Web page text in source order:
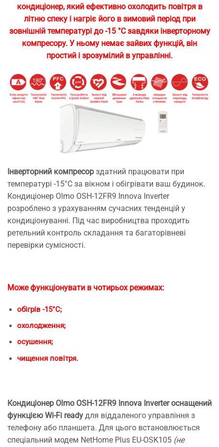
кондиціонер, який ефективно охолодить повітря в
літню спеку і нагріє його в зимовий період при
зовнішній температурі до -15 °C завдяки інверторному
компресору. У ньому немає зайвих функцій, він
простий і зрозумілий в управлінні.
Інверторний компресор здатний працювати при
температурі -15°С за вікном і обігрівати ваш будинок.
Кондиціонер Olmo OSH-12FR9 Innova Inverter
розроблено з урахуванням сучасних тенденцій у
кондиціонуванні. Під час виробництва проходить
ретельний контроль складання та багаторівневі
перевірки сумісності.
Може функціонувати в чотирьох режимах:
обігрів -15°С;
охолодження;
осушення;
чищення повітря.
Кондиціонер Olmo OSH-12FR9 Innova Inverter оснащений
функцією Wi-Fi ready для віддаленого управління з
телефону або планшета. Для цього встановлюється
спеціальний модем NetHome Plus EU-OSK105 (не